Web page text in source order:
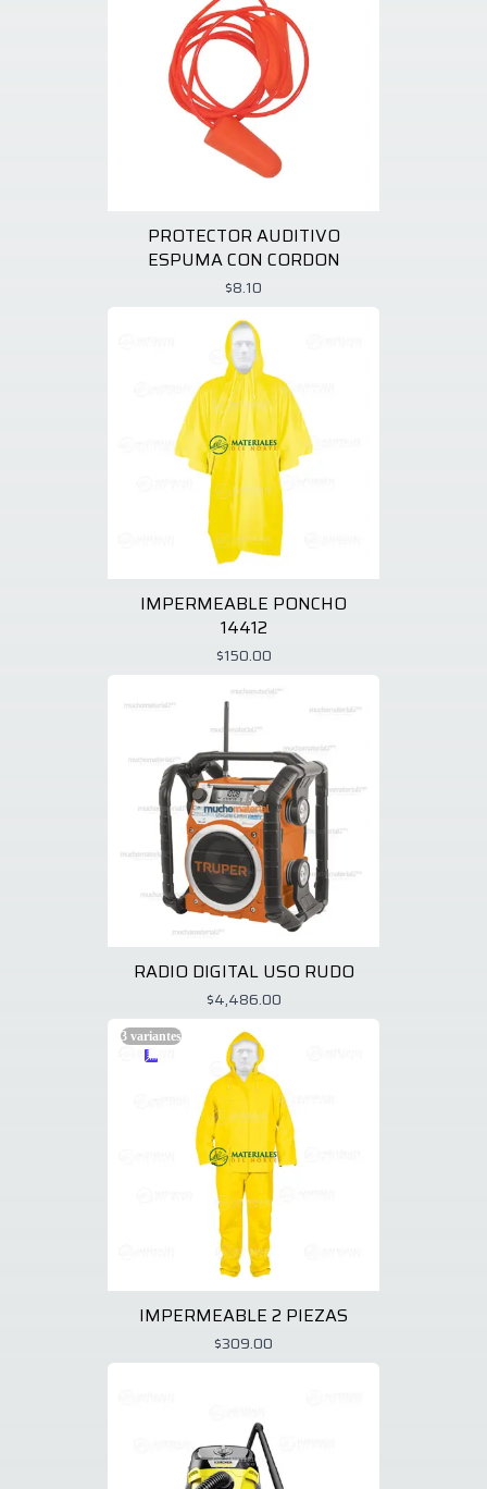
PROTECTOR AUDITIVO
ESPUMA CON CORDON
$8.10
IMPERMEABLE PONCHO
14412
$150.00
RADIO DIGITAL USO RUDO
$4,486.00
3 variantes
IMPERMEABLE 2 PIEZAS
$309.00